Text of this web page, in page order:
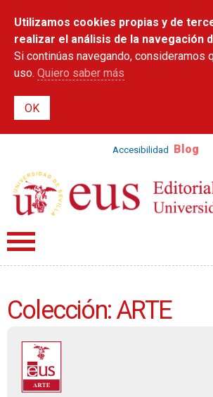
contenido
principal
Utilizamos cookies propias y de
realizar el análisis de la navegación
Si continúas navegando, consideramos
uso. Quiero saber más
Accesibilidad Blog
Colección: ARTE